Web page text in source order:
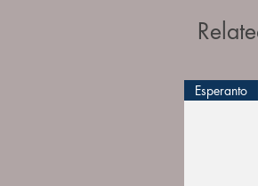
Esperanto